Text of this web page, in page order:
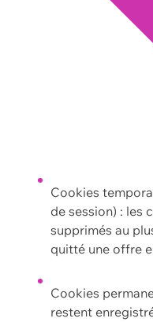
Cookies
de session) : les
supprimés au
quitté une offre
Cookies
restent